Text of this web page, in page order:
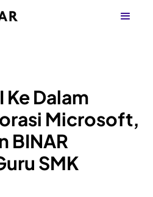
Ke Dalam
Microsoft,
BINAR
SMK